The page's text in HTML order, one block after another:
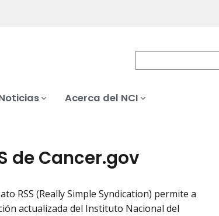
Acerca del NCI
de Cancer.gov
RSS (Really Simple Syndication) permite a
actualizada del Instituto Nacional del